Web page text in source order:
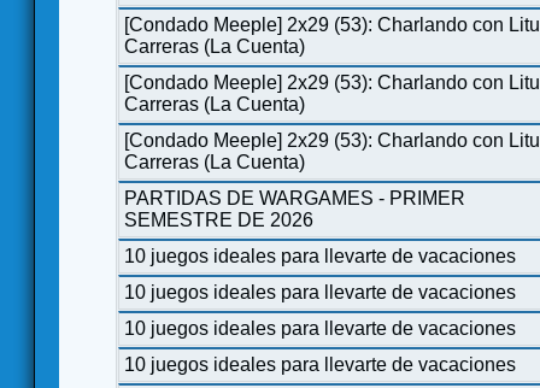
[Condado Meeple] 2x29 (53): Charlando con
Carreras (La Cuenta)
[Condado Meeple] 2x29 (53): Charlando con
Carreras (La Cuenta)
[Condado Meeple] 2x29 (53): Charlando con
Carreras (La Cuenta)
PARTIDAS DE WARGAMES - PRIMER
SEMESTRE DE 2026
10 juegos ideales para llevarte de vacaciones
10 juegos ideales para llevarte de vacaciones
10 juegos ideales para llevarte de vacaciones
10 juegos ideales para llevarte de vacaciones